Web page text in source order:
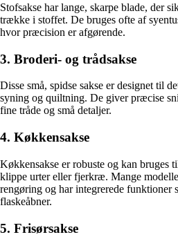
Stofsakse har lange, skarpe blade, der
trække i stoffet. De bruges ofte af
hvor præcision er afgørende.
3. Broderi- og trådsakse
Disse små, spidse sakse er designet til
syning og quiltning. De giver præcise
fine tråde og små detaljer.
4. Køkkensakse
Køkkensakse er robuste og kan bruges
klippe urter eller fjerkræ. Mange
rengøring og har integrerede funktioner
flaskeåbner.
5. Frisørsakse